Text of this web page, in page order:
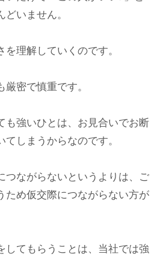
いません。
理解していくのです。
密で慎重です。
も強いひとは、お見合いでお断
しまうからなのです。
つながらないというよりは、ご
ため仮交際につながらない方が
してもらうことは、当社では強